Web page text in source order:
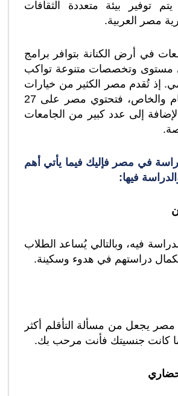
يتم توفير بيئة متعددة الثقافات
مصر العربية.
في أرض الكنانة بتوافر برامج
مستوى وتخصصات متنوعة تواكب
إذ تُقدم مصر الكثير من خيارات
التعليم العالي العام والخاص، فتحتوي مصر على 27
إلى عدد كبير من الجامعات
في مصر فإليك فيما يأتي أهم
فيها:
فيه، وبالتالي يُساعد الطلاب
دراستهم في هدوء وسكينة.
مصر يجعل من مسألة التأقلم أكثر
كانت جنسيتك فأنت مرحب بك.